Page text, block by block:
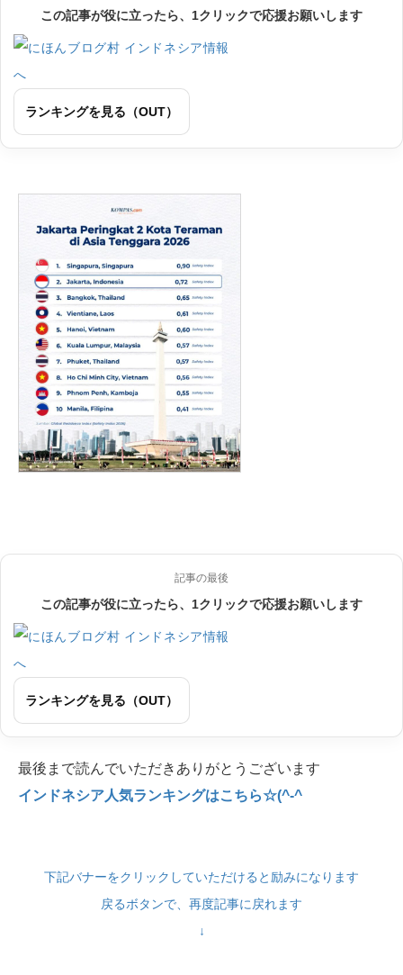
この記事が役に立ったら、1クリックで応援お願いします
ランキングを見る（OUT）
記事の最後
この記事が役に立ったら、1クリックで応援お願いします
ランキングを見る（OUT）
最後まで読んでいただきありがとうございます
インドネシア人気ランキングはこちら☆(^-^
下記バナーをクリックしていただけると励みになります
戻るボタンで、再度記事に戻れます
↓